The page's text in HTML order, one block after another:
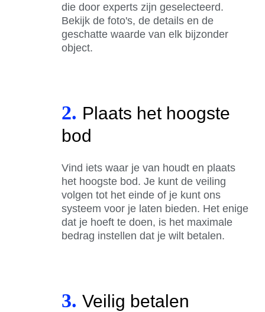
die door experts zijn geselecteerd.
Bekijk de foto's, de details en de
geschatte waarde van elk bijzonder
object.
2. Plaats het hoogste
bod
Vind iets waar je van houdt en plaats
het hoogste bod. Je kunt de veiling
volgen tot het einde of je kunt ons
systeem voor je laten bieden. Het enige
dat je hoeft te doen, is het maximale
bedrag instellen dat je wilt betalen.
3. Veilig betalen